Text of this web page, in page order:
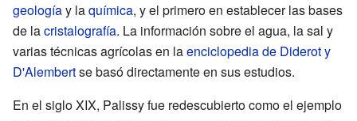
geologíay laquímica, y el primero en establecer las bases
de lacristalografía. La información sobre el agua, la sal y
varias técnicas agrícolas en laenciclopedia de Diderot y
D'Alembertse basó directamente en sus estudios.
En el siglo XIX, Palissy fue redescubierto como el ejemplo